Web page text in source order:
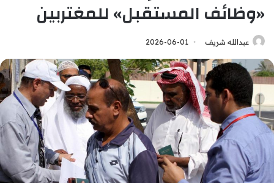
«وظائف المستقبل» للمغتربين
عبدالله شريف 2026-06-01